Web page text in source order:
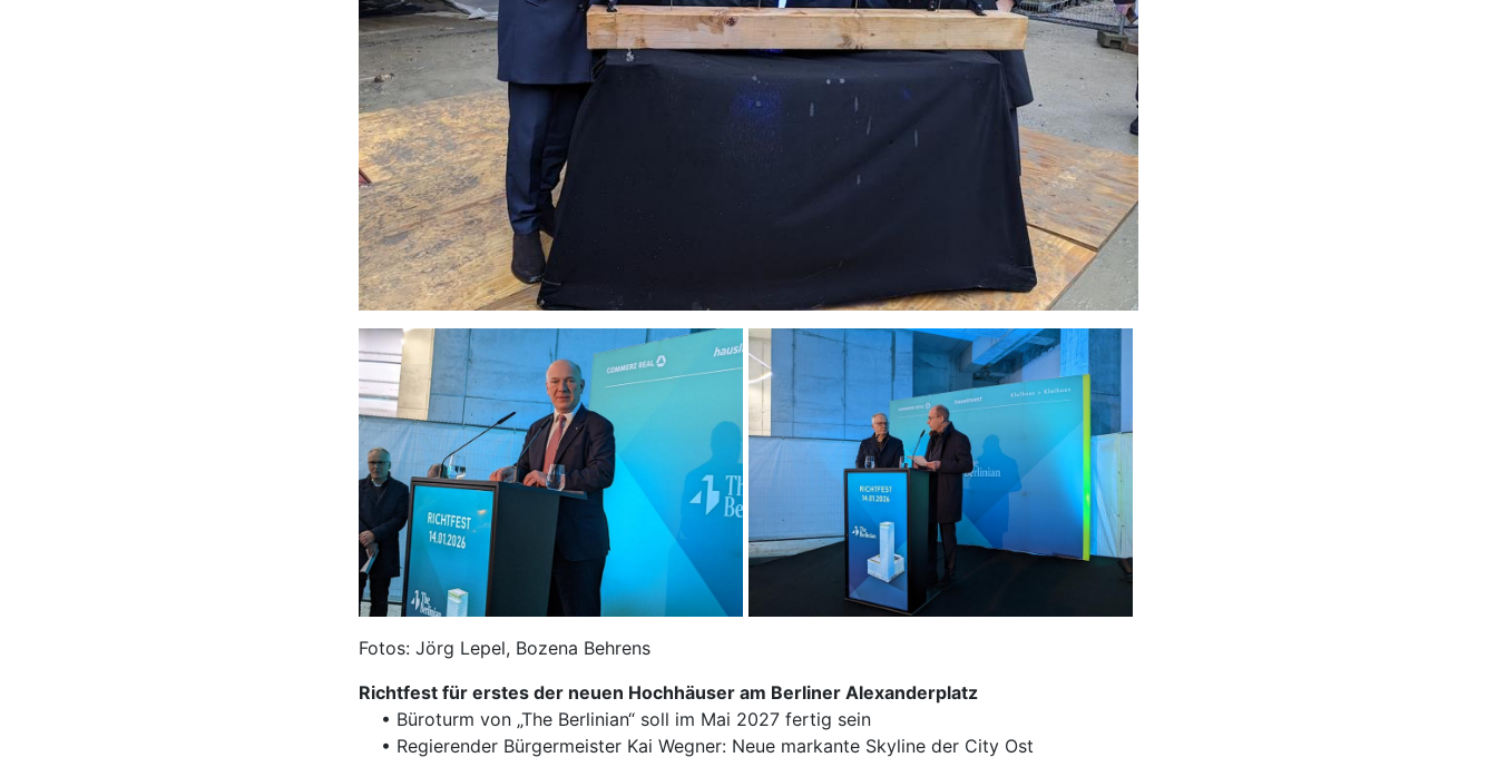
Fotos: Jörg Lepel, Bozena Behrens
Richtfest für erstes der neuen Hochhäuser am Berliner Alexanderplatz
• Büroturm von „The Berlinian“ soll im Mai 2027 fertig sein
• Regierender Bürgermeister Kai Wegner: Neue markante Skyline der City Ost